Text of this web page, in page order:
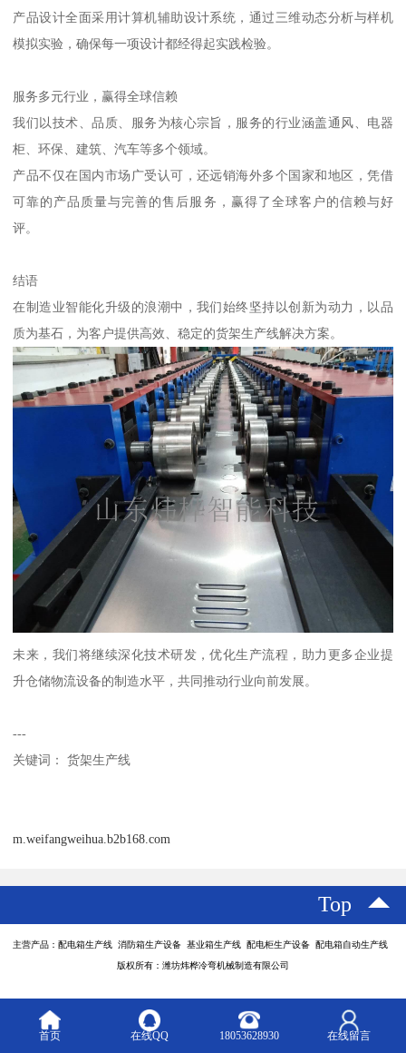
产品设计全面采用计算机辅助设计系统，通过三维动态分析与样机
模拟实验，确保每一项设计都经得起实践检验。
服务多元行业，赢得全球信赖
我们以技术、品质、服务为核心宗旨，服务的行业涵盖通风、电器
柜、环保、建筑、汽车等多个领域。
产品不仅在国内市场广受认可，还远销海外多个国家和地区，凭借
可靠的产品质量与完善的售后服务，赢得了全球客户的信赖与好
评。
结语
在制造业智能化升级的浪潮中，我们始终坚持以创新为动力，以品
质为基石，为客户提供高效、稳定的货架生产线解决方案。
未来，我们将继续深化技术研发，优化生产流程，助力更多企业提
升仓储物流设备的制造水平，共同推动行业向前发展。
---
关键词： 货架生产线
m.weifangweihua.b2b168.com
Top
主营产品：配电箱生产线 消防箱生产设备 基业箱生产线 配电柜生产设备 配电箱自动生产线
版权所有：潍坊炜桦冷弯机械制造有限公司
首页 在线QQ 18053628930 在线留言